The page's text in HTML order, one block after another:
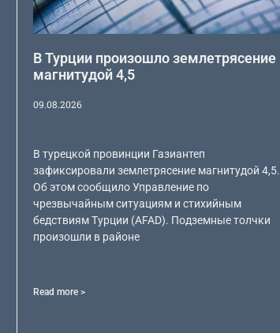
В Турции произошло землетрясение
магнитудой 4,5
09.08.2026
В турецкой провинции Газиантеп
зафиксировали землетрясение магнитудой 4,5.
Об этом сообщило Управление по
чрезвычайным ситуациям и стихийным
бедствиям Турции (AFAD). Подземные толчки
произошли в районе
Read more >